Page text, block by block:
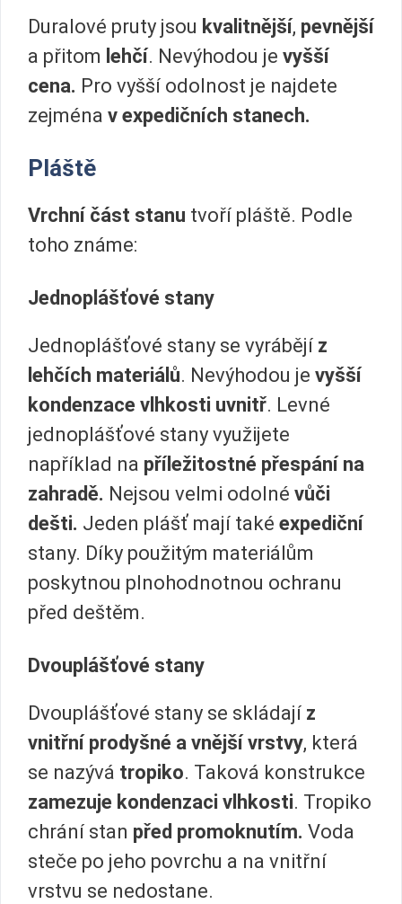
Duralové pruty jsou kvalitnější, pevnější
a přitom lehčí. Nevýhodou je vyšší
cena. Pro vyšší odolnost je najdete
zejména v expedičních stanech.
Pláště
Vrchní část stanu tvoří pláště. Podle
toho známe:
Jednoplášťové stany
Jednoplášťové stany se vyrábějí z
lehčích materiálů. Nevýhodou je vyšší
kondenzace vlhkosti uvnitř. Levné
jednoplášťové stany využijete
například na příležitostné přespání na
zahradě. Nejsou velmi odolné vůči
dešti. Jeden plášť mají také expediční
stany. Díky použitým materiálům
poskytnou plnohodnotnou ochranu
před deštěm.
Dvouplášťové stany
Dvouplášťové stany se skládají z
vnitřní prodyšné a vnější vrstvy, která
se nazývá tropiko. Taková konstrukce
zamezuje kondenzaci vlhkosti. Tropiko
chrání stan před promoknutím. Voda
steče po jeho povrchu a na vnitřní
vrstvu se nedostane.